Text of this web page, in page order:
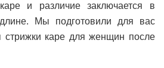
и различие заключается в
Мы подготовили для вас
каре для женщин после